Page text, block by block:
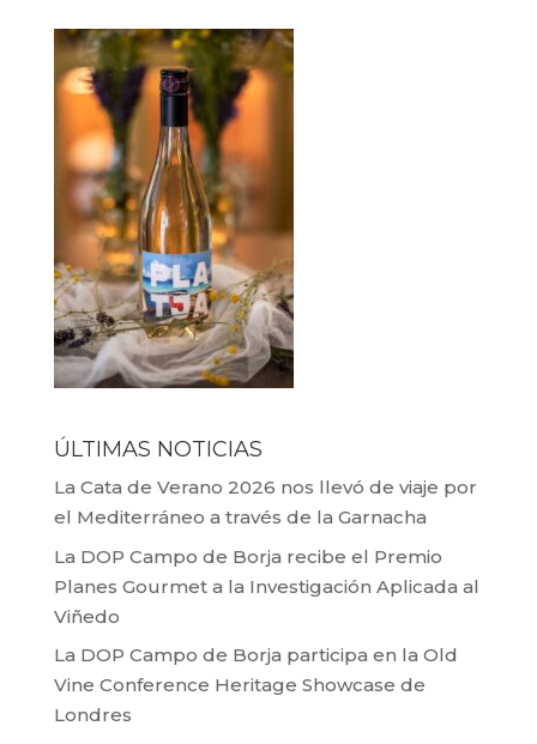
ÚLTIMAS NOTICIAS
La Cata de Verano 2026 nos llevó de viaje por
el Mediterráneo a través de la Garnacha
La DOP Campo de Borja recibe el Premio
Planes Gourmet a la Investigación Aplicada al
Viñedo
La DOP Campo de Borja participa en la Old
Vine Conference Heritage Showcase de
Londres